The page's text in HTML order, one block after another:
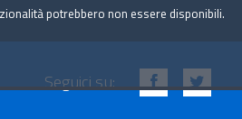
Seguici su:
potrebbero non essere disponibili.